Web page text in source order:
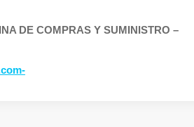
DE COMPRAS Y SUMINISTRO –